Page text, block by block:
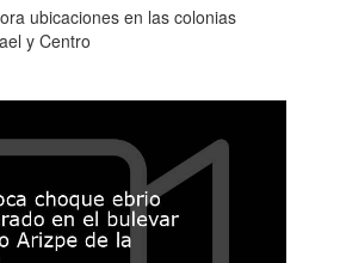
ubicaciones en las colonias
y Centro